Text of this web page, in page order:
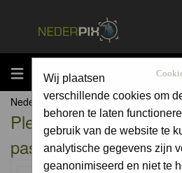
MENU
Wij plaatsen
verschillende cookies om
behoren te laten
gebruik van de website te
analytische gegevens zijn
geanonimiseerd en niet te
Nederpix.nl Forum Index
Please enter your
password to log in.